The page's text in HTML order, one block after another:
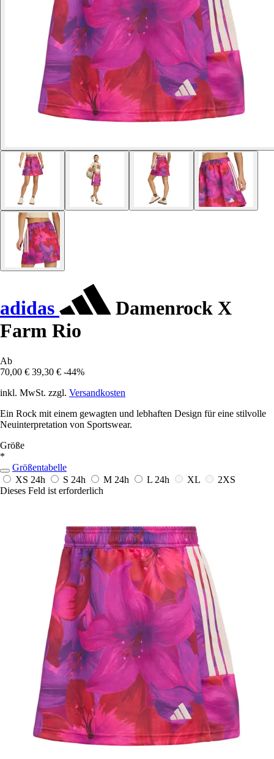
adidas
Damenrock X
Farm Rio
Ab
70,00 € 39,30 € -44%
inkl. MwSt. zzgl. Versandkosten
Ein Rock mit einem gewagten und lebhaften Design für eine stilvolle
Neuinterpretation von Sportswear.
Größe
*
Größentabelle
XS 24h S 24h M 24h L 24h XL
2XS
Dieses Feld ist erforderlich